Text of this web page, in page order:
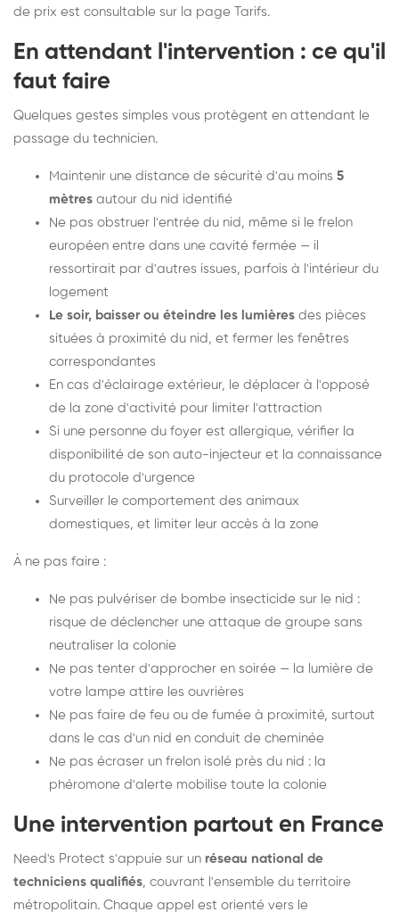
de prix est consultable sur la page Tarifs.
En attendant l'intervention : ce qu'il
faut faire
Quelques gestes simples vous protègent en attendant le
passage du technicien.
Maintenir une distance de sécurité d'au moins 5
mètres autour du nid identifié
Ne pas obstruer l'entrée du nid, même si le frelon
européen entre dans une cavité fermée — il
ressortirait par d'autres issues, parfois à l'intérieur du
logement
Le soir, baisser ou éteindre les lumières des pièces
situées à proximité du nid, et fermer les fenêtres
correspondantes
En cas d'éclairage extérieur, le déplacer à l'opposé
de la zone d'activité pour limiter l'attraction
Si une personne du foyer est allergique, vérifier la
disponibilité de son auto-injecteur et la connaissance
du protocole d'urgence
Surveiller le comportement des animaux
domestiques, et limiter leur accès à la zone
À ne pas faire :
Ne pas pulvériser de bombe insecticide sur le nid :
risque de déclencher une attaque de groupe sans
neutraliser la colonie
Ne pas tenter d'approcher en soirée — la lumière de
votre lampe attire les ouvrières
Ne pas faire de feu ou de fumée à proximité, surtout
dans le cas d'un nid en conduit de cheminée
Ne pas écraser un frelon isolé près du nid : la
phéromone d'alerte mobilise toute la colonie
Une intervention partout en France
Need's Protect s'appuie sur un réseau national de
techniciens qualifiés, couvrant l'ensemble du territoire
métropolitain. Chaque appel est orienté vers le